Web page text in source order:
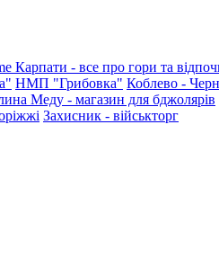
Карпати - все про гори та
НМП "Грибовка" Коблево -
Меду - магазин для бджолярів
Захисник - військторг